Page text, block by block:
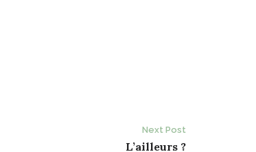
Next Post
L’ailleurs ?